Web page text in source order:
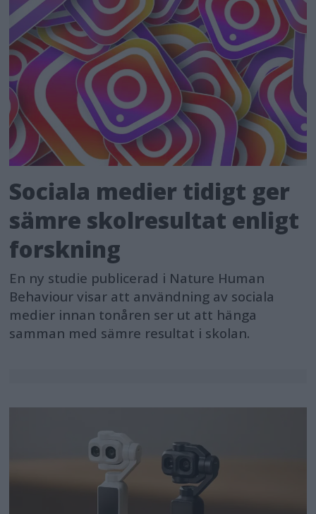
Sociala medier tidigt ger
sämre skolresultat enligt
forskning
En ny studie publicerad i Nature Human
Behaviour visar att användning av sociala
medier innan tonåren ser ut att hänga
samman med sämre resultat i skolan.